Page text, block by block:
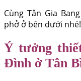
Cùng Tân Gia
phở ở bên dưới nhé!
Ý tưởng
Đình ở Tân